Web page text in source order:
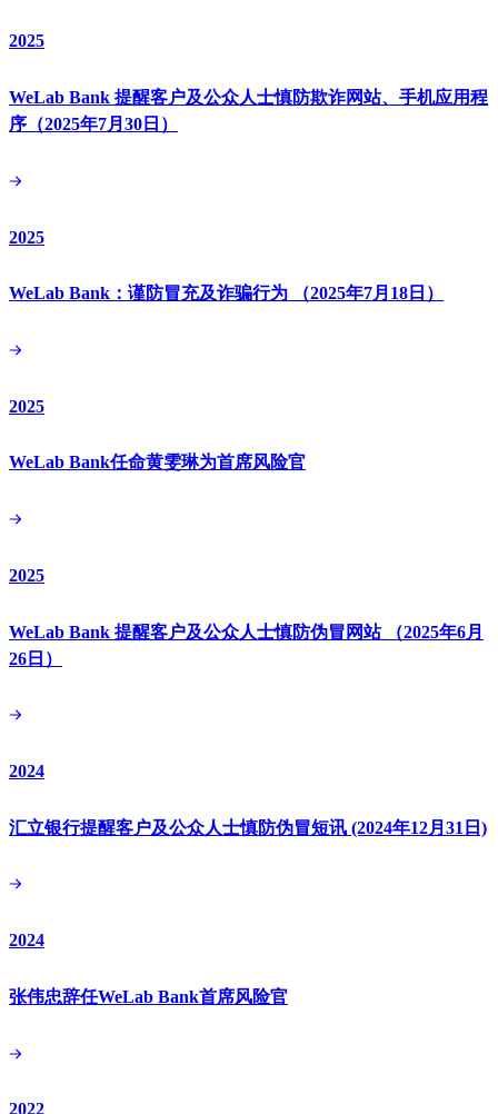
2025
WeLab Bank 提醒客户及公众人士慎防欺诈网站、手机应用程
序（2025年7月30日）
2025
WeLab Bank：谨防冒充及诈骗行为 （2025年7月18日）
2025
WeLab Bank任命黄雯琳为首席风险官
2025
WeLab Bank 提醒客户及公众人士慎防伪冒网站 （2025年6月
26日）
2024
汇立银行提醒客户及公众人士慎防伪冒短讯 (2024年12月31日)
2024
张伟忠辞任WeLab Bank首席风险官
2022